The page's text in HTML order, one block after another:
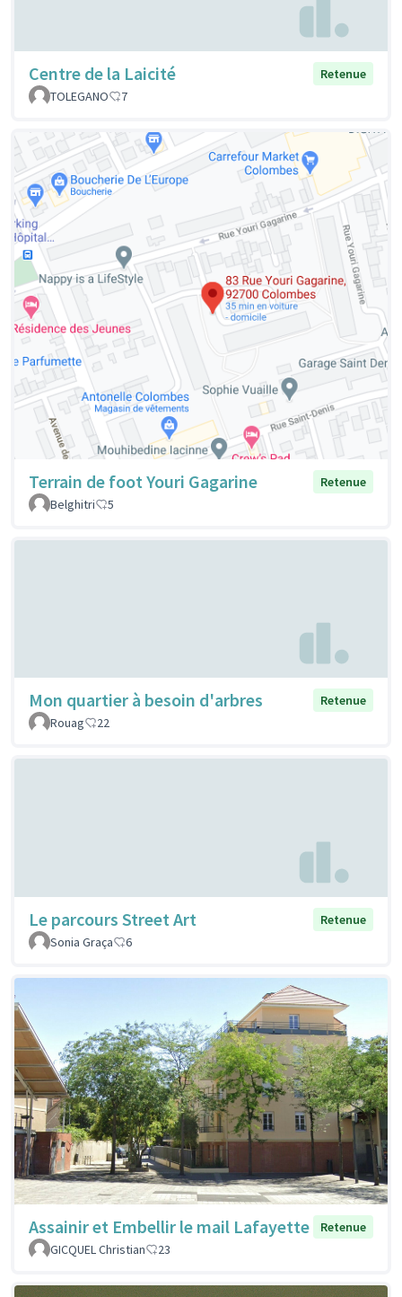
Centre de la Laicité
Retenue
TOLEGANO
7
Terrain de foot Youri Gagarine
Retenue
Belghitri
5
Mon quartier à besoin d'arbres
Retenue
Rouag
22
Le parcours Street Art
Retenue
Sonia Graça
6
Assainir et Embellir le mail Lafayette
Retenue
GICQUEL Christian
23